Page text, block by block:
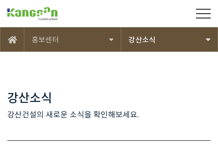
메인 홍보센터 강산소식
강산소식
강산건설의 새로운 소식을 확인해보세요.